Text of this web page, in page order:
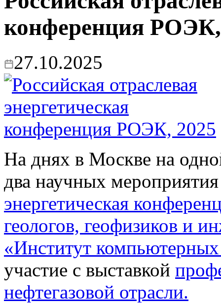
конференция
27.10.2025
На днях в Москве на
два научных
энергетическая
геологов, геофизиков и
«Институт
участие с выставкой
нефтегазовой отрасли.